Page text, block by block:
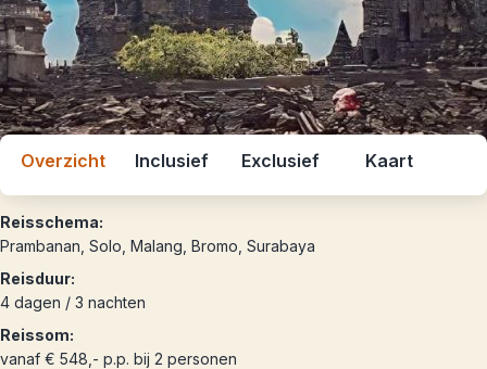
Overzicht Inclusief Exclusief Kaart
Reisschema:
Prambanan, Solo, Malang, Bromo, Surabaya
Reisduur:
4 dagen / 3 nachten
Reissom:
vanaf € 548,- p.p. bij 2 personen